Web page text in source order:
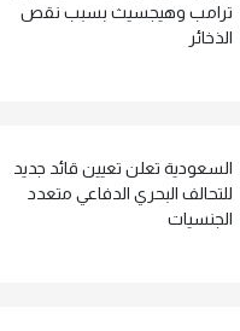
ترامب وهيجسيث بسبب نقص
الذخائر
السعودية تعلن تعيين قائد جديد
للتحالف البحري الدفاعي متعدد
الجنسيات